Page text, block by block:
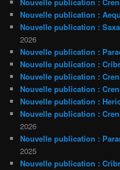
Nouvelle publication :
Nouvelle publication :
Nouvelle publication :
2026
Nouvelle publication :
Nouvelle publication :
Nouvelle publication :
Nouvelle publication :
Nouvelle publication :
Nouvelle publication :
2026
Nouvelle publication :
2025
Nouvelle publication :